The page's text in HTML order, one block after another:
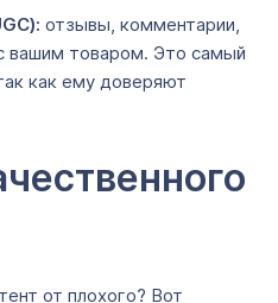
отзывы, комментарии,
вашим товаром. Это самый
как ему доверяют
от плохого? Вот